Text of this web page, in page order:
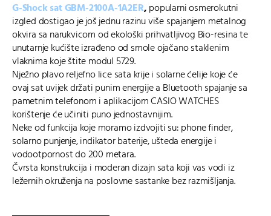
G-Shock sat GBM-2100A-1A2ER,popularni osmerokutni
izgled dostigao je još jednu razinu više spajanjem metalnog
okvira sa narukvicom od ekološki prihvatljivog Bio-resina te
unutarnje kućište izrađeno od smole ojačano staklenim
vlaknima koje štite modul 5729.
Nježno plavo reljefno lice sata krije i solarne ćelije koje će
ovaj sat uvijek držati punim energije a Bluetooth spajanje sa
pametnim telefonom i aplikacijom CASIO WATCHES
korištenje će učiniti puno jednostavnijim.
Neke od funkcija koje moramo izdvojiti su: phone finder,
solarno punjenje, indikator baterije, ušteda energije i
vodootpornost do 200 metara.
Čvrsta konstrukcija i moderan dizajn sata koji vas vodi iz
ležernih okruženja na poslovne sastanke bez razmišljanja.